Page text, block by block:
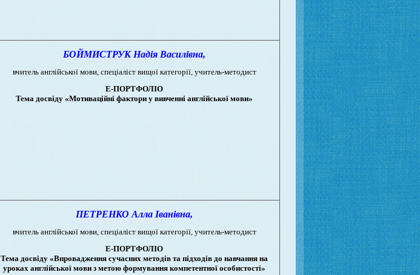
БОЙМИСТРУК Надія Василівна,
вчитель англійської мови, спеціаліст вищої категорії, учитель-методист
Е-ПОРТФОЛІО
Тема досвіду «Мотиваційні фактори у вивченні англійської мови»
ПЕТРЕНКО Алла Іванівна,
вчитель англійської мови, спеціаліст вищої категорії, учитель-методист
Е-ПОРТФОЛІО
Тема досвіду «Впровадження сучасних методів та підходів до навчання на
уроках англійської мови з метою формування компетентної особистості»